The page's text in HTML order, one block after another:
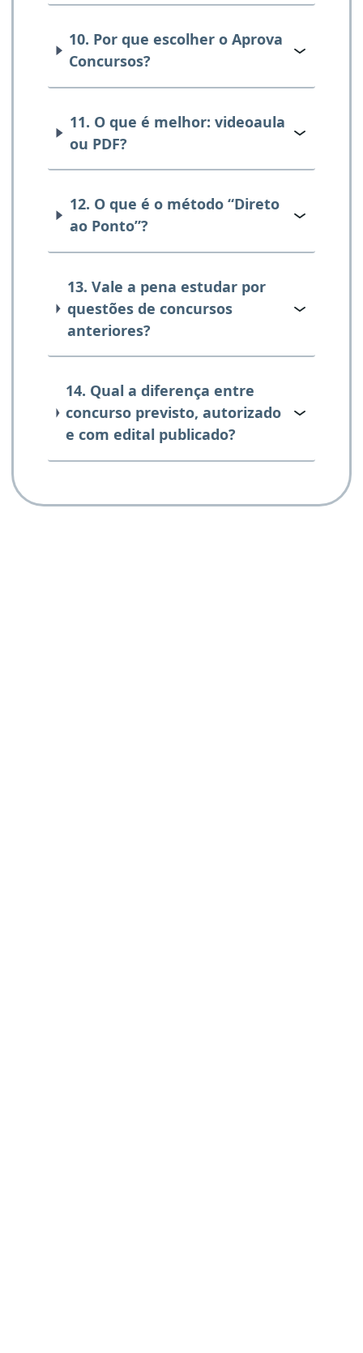
10. Por que escolher o Aprova
Concursos?
11. O que é melhor: videoaula
ou PDF?
12. O que é o método “Direto
ao Ponto”?
13. Vale a pena estudar por
questões de concursos
anteriores?
14. Qual a diferença entre
concurso previsto, autorizado
e com edital publicado?